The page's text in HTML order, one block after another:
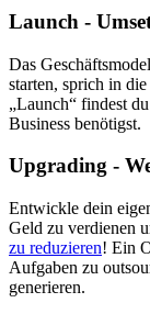
Launch -
Das
starten, sprich in
„Launch“ findest
Business benötigst.
Upgrading -
Entwickle dein
Geld zu verdienen
zu reduzieren! Ein
Aufgaben zu
generieren.